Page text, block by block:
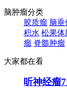
脑肿瘤分类
胶质瘤 脑垂
积水 松果体
瘤 脊髓肿瘤
大家都在看
听神经瘤